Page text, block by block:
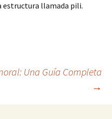
estructura llamada pili.
Una Guía Completa
→